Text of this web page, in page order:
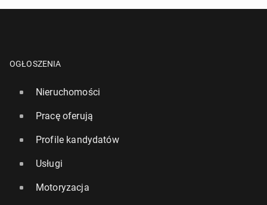
OGŁOSZENIA
Nieruchomości
Pracę oferują
Profile kandydatów
Usługi
Motoryzacja